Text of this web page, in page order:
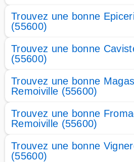
Trouvez une bonne
(55600)
Trouvez une bonne
(55600)
Trouvez une bonne
Remoiville (55600)
Trouvez une bonne
Remoiville (55600)
Trouvez une bonne
(55600)